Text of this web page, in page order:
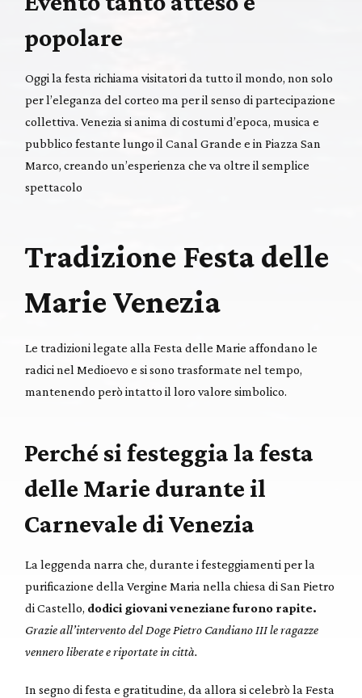
popolare
Oggi la festa richiama visitatori da tutto il mondo, non solo
per l’eleganza del corteo ma per il senso di partecipazione
collettiva. Venezia si anima di costumi d’epoca, musica e
pubblico festante lungo il Canal Grande e in Piazza San
Marco, creando un’esperienza che va oltre il semplice
spettacolo
Tradizione Festa delle
Marie Venezia
Le tradizioni legate alla Festa delle Marie affondano le
radici nel Medioevo e si sono trasformate nel tempo,
mantenendo però intatto il loro valore simbolico.
Perché si festeggia la festa
delle Marie durante il
Carnevale di Venezia
La leggenda narra che, durante i festeggiamenti per la
purificazione della Vergine Maria nella chiesa di San Pietro
di Castello, dodici giovani veneziane furono rapite.
Grazie all’intervento del Doge Pietro Candiano III le ragazze
vennero liberate e riportate in città.
In segno di festa e gratitudine, da allora si celebrò la Festa